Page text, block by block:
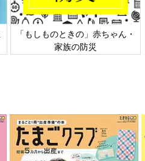
六星占術 細木かおりさんの人生
相談